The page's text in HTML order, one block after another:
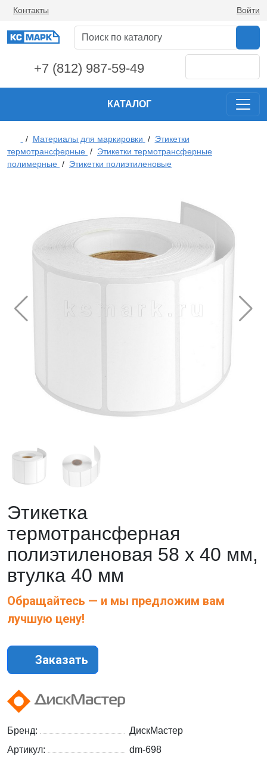
Контакты Войти
+7 (812) 987-59-49
КАТАЛОГ
/ Материалы для маркировки / Этикетки
термотрансферные / Этикетки термотрансферные
полимерные / Этикетки полиэтиленовые
Этикетка
термотрансферная
полиэтиленовая 58 х 40 мм,
втулка 40 мм
Обращайтесь — и мы предложим вам
лучшую цену!
Заказать
Бренд:
ДискМастер
Артикул:
dm-698